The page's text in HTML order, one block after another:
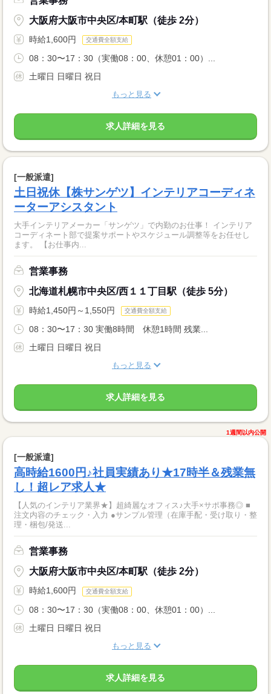
大阪府大阪市中央区/本町駅（徒歩 2分）
時給1,600円 交通費全額支給
08：30〜17：30（実働08：00、休憩01：00）...
土曜日 日曜日 祝日
もっと見る
求人詳細を見る
[一般派遣]
土日祝休【株サンゲツ】インテリアコーディネ
ーターアシスタント
大手インテリアメーカー「サンゲツ」で内勤のお仕事！ インテリア
コーディネート部で提案サポートやスケジュール調整等をお任せし
ます。 【お仕事内...
営業事務
北海道札幌市中央区/西１１丁目駅（徒歩 5分）
時給1,450円～1,550円 交通費全額支給
08：30〜17：30 実働8時間 休憩1時間 残業...
土曜日 日曜日 祝日
もっと見る
求人詳細を見る
1週間以内公開
[一般派遣]
高時給1600円♪社員実績あり★17時半＆残業無
し！超レア求人★
【人気のインテリア業界★】超綺麗なオフィス♪大手×サポ事務◎ ■
注文内容のチェック・入力 ●サンプル管理（在庫手配・受け取り・整
理・梱包/発送...
営業事務
大阪府大阪市中央区/本町駅（徒歩 2分）
時給1,600円 交通費全額支給
08：30〜17：30（実働08：00、休憩01：00）...
土曜日 日曜日 祝日
もっと見る
求人詳細を見る